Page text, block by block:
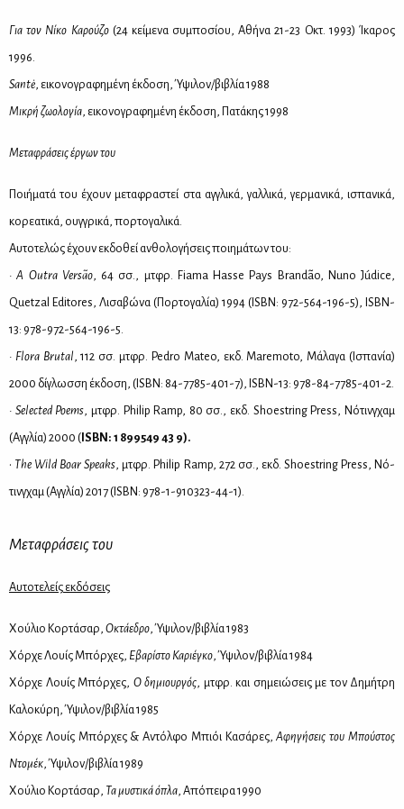
Για τον Νί­κο Κα­ρού­ζο(24 κεί­με­να συ­μπο­σί­ου, Αθή­να 21-23 Οκτ. 1993) Ίκα­ρος
1996.
Santė, ει­κο­νο­γρα­φη­μέ­νη έκ­δο­ση, Ύψι­λον/βι­βλία 1988
Μι­κρή ζω­ο­λο­γία, ει­κο­νο­γρα­φη­μέ­νη έκ­δο­ση, Πα­τά­κης 1998
Με­τα­φρά­σεις έρ­γων του
Ποι­ή­μα­τά του έχουν με­τα­φρα­στεί στα αγ­γλι­κά, γαλ­λι­κά, γερ­μα­νι­κά, ισπα­νι­κά,
κο­ρε­α­τι­κά, ουγ­γρι­κά, πορ­το­γα­λι­κά.
Αυ­το­τε­λώς έχουν εκ­δο­θεί αν­θο­λο­γή­σεις ποι­η­μά­των του:
•A Outra Versão, 64 σσ., μτ­φρ. Fiama Hasse Pays Brandão, Nuno Júdice,
Quetzal Editores, Λι­σα­βώ­να (Πορ­το­γα­λία) 1994 (ISBN: 972-564-196-5), ISBN-
13: 978-972-564-196-5.
• Flora Brutal, 112 σσ. μτ­φρ. Pedro Mateo, εκδ. Maremoto, Mά­λα­γα (Ισπα­νία)
2000 δί­γλωσ­ση έκ­δο­ση, (ISBN: 84-7785-401-7), ISBN-13: 978-84-7785-401-2.
• Selected Poems, μτ­φρ. Philip Ramp, 80 σσ., εκδ. Shoestring Press, Nό­τινγ­χαμ
(Αγ­γλία) 2000 ( ISBN: 1 899549 43 9).
• The Wild Boar Speaks, μτ­φρ. Philip Ramp, 272 σσ., εκδ. Shoestring Press, Nό­
τινγ­χαμ (Αγ­γλία) 2017 (ISBN: 978-1-910323-44-1).
Με­τα­φρά­σεις του
Αυ­το­τε­λείς εκ­δό­σεις
Χού­λιο Κορ­τά­σαρ, Οκτά­ε­δρο, Ύψι­λον/βι­βλία 1983
Χόρ­χε Λουίς Μπόρ­χες, Εβα­ρί­στο Κα­ριέ­γκο, Ύψι­λον/βι­βλία 1984
Χόρ­χε Λουίς Μπόρ­χες, Ο δη­μιουρ­γός, μτ­φρ. και ση­μειώ­σεις με τον Δη­μή­τρη
Κα­λο­κύ­ρη, Ύψι­λον/βι­βλία 1985
Χόρ­χε Λουίς Μπόρ­χες & Αντόλ­φο Μπιόι Κα­σά­ρες,Αφη­γή­σεις του Μπού­στος
Ντο­μέκ, Ύψι­λον/βι­βλία 1989
Χού­λιο Κορ­τά­σαρ, Τα μυ­στι­κά όπλα, Από­πει­ρα 1990